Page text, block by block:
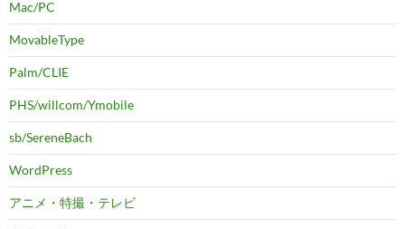
Mac/PC
MovableType
Palm/CLIE
PHS/willcom/Ymobile
sb/SereneBach
WordPress
アニメ・特撮・テレビ